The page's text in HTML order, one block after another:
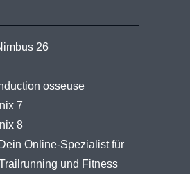
26
osseuse
7
8
Online-Spezialist für
und Fitness